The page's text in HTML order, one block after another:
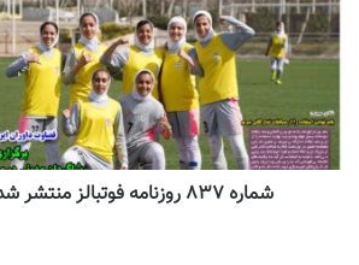
شماره 837 روزنامه فوتبالز منتشر شد